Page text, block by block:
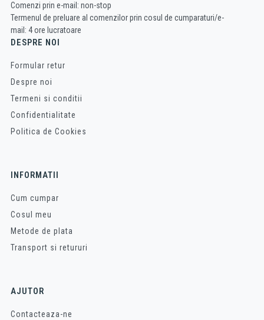
Comenzi prin e-mail: non-stop
Termenul de preluare al comenzilor prin cosul de cumparaturi/e-
mail: 4 ore lucratoare
DESPRE NOI
Formular retur
Despre noi
Termeni si conditii
Confidentialitate
Politica de Cookies
INFORMATII
Cum cumpar
Cosul meu
Metode de plata
Transport si retururi
AJUTOR
Contacteaza-ne